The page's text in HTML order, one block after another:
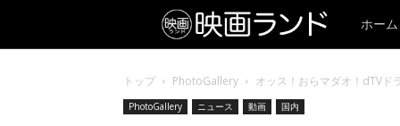
ホーム
トップ PhotoGallery オッス！おらマダオ！dTVド
PhotoGallery ニュース 動画 国内